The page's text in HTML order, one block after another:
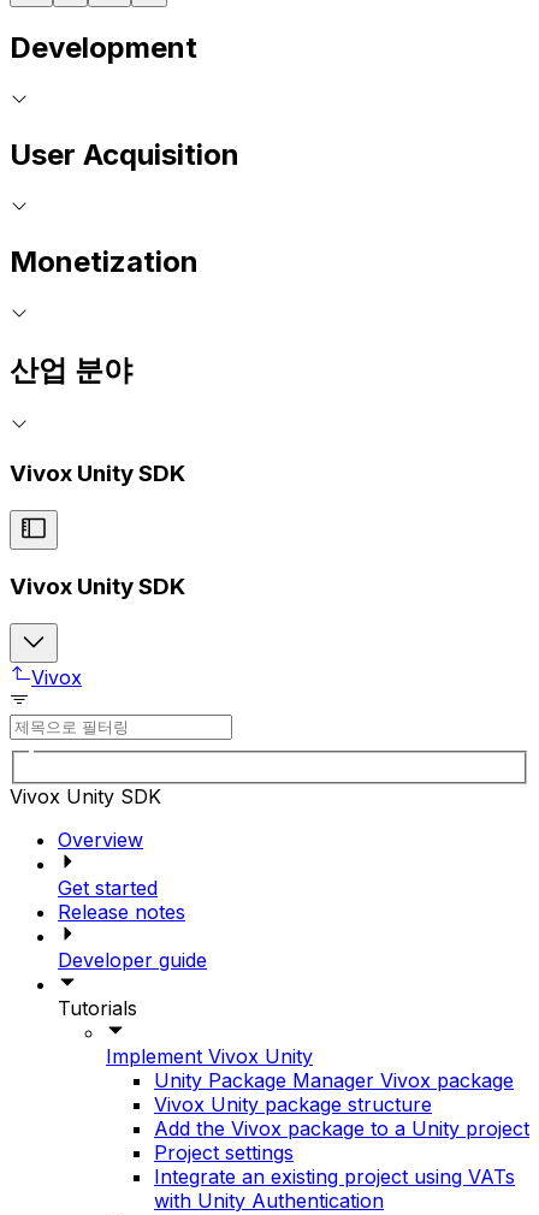
Development
User Acquisition
Monetization
산업 분야
Vivox Unity SDK
Vivox Unity SDK
Vivox
Vivox Unity SDK
Overview
Get started
Release notes
Developer guide
Tutorials
Implement Vivox Unity
Unity Package Manager Vivox package
Vivox Unity package structure
Add the Vivox package to a Unity project
Project settings
Integrate an existing project using VATs
with Unity Authentication